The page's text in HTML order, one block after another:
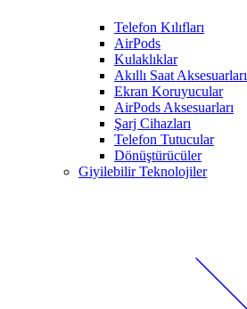
Telefon Kılıfları
AirPods
Kulaklıklar
Akıllı Saat Aksesuarları
Ekran Koruyucular
AirPods Aksesuarları
Şarj Cihazları
Telefon Tutucular
Dönüştürücüler
Giyilebilir Teknolojiler